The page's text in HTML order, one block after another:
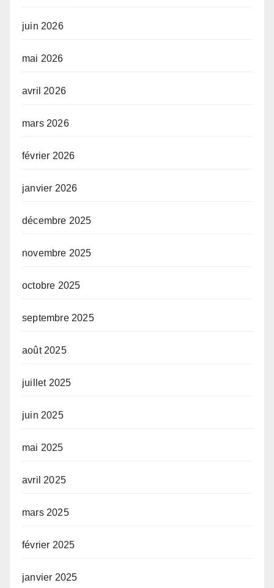
juin 2026
mai 2026
avril 2026
mars 2026
février 2026
janvier 2026
décembre 2025
novembre 2025
octobre 2025
septembre 2025
août 2025
juillet 2025
juin 2025
mai 2025
avril 2025
mars 2025
février 2025
janvier 2025